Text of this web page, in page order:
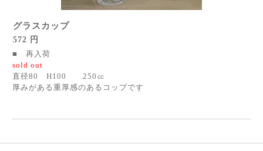
グラスカップ
572 円
■ 再入荷
sold out
直径80 H100 250㏄
厚みがある重厚感のあるコップです